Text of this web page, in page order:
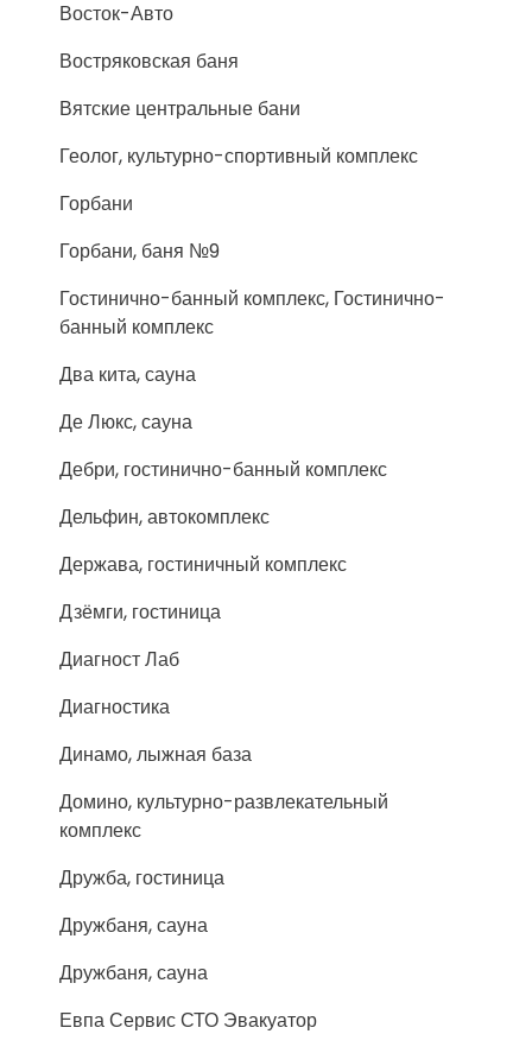
Восток-Авто
Востряковская баня
Вятские центральные бани
Геолог, культурно-спортивный комплекс
Горбани
Горбани, баня №9
Гостинично-банный комплекс, Гостинично-
банный комплекс
Два кита, сауна
Де Люкс, сауна
Дебри, гостинично-банный комплекс
Дельфин, автокомплекс
Держава, гостиничный комплекс
Дзёмги, гостиница
Диагност Лаб
Диагностика
Динамо, лыжная база
Домино, культурно-развлекательный
комплекс
Дружба, гостиница
Дружбаня, сауна
Дружбаня, сауна
Евпа Сервис СТО Эвакуатор